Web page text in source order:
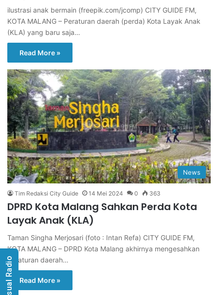
ilustrasi anak bermain (freepik.com/jcomp) CITY GUIDE FM,
KOTA MALANG – Peraturan daerah (perda) Kota Layak Anak
(KLA) yang baru saja…
Read More »
News
Tim Redaksi City Guide 14 Mei 2024 0 363
DPRD Kota Malang Sahkan Perda Kota
Layak Anak (KLA)
Taman Singha Merjosari (foto : Intan Refa) CITY GUIDE FM,
KOTA MALANG – DPRD Kota Malang akhirnya mengesahkan
peraturan daerah…
Read More »
Visual Radio